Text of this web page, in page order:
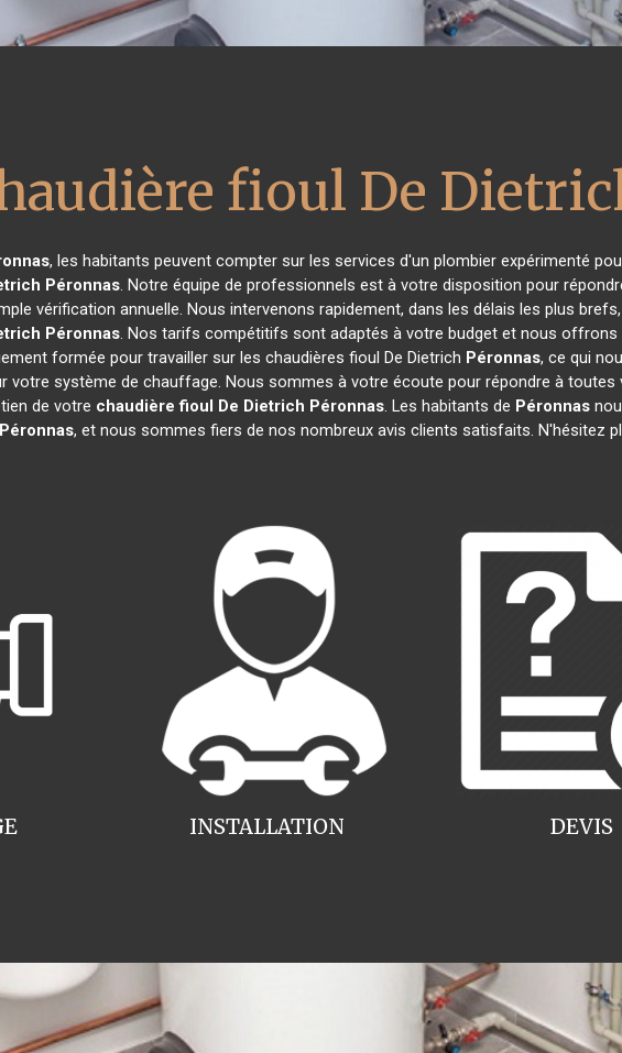
fioul De
, les habitants peuvent compter sur les services d'un plombier expérimenté
Péronnas. Notre équipe de professionnels est à votre disposition pour
vérification annuelle. Nous intervenons rapidement, dans les délais les plus
Péronnas. Nos tarifs compétitifs sont adaptés à votre budget et nous
formée pour travailler sur les chaudières fioul De Dietrich Péronnas, ce qui
votre système de chauffage. Nous sommes à votre écoute pour répondre à
de votre chaudière fioul De Dietrich Péronnas. Les habitants de Péronnas
Péronnas, et nous sommes fiers de nos nombreux avis clients satisfaits. N'hésitez
INSTALLATION DEVIS